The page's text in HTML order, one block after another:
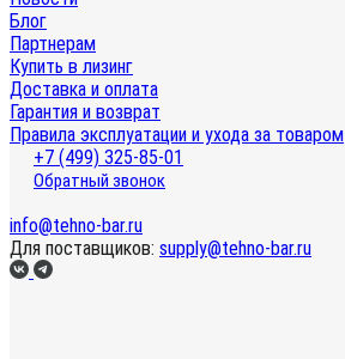
Блог
Партнерам
Купить в лизинг
Доставка и оплата
Гарантия и возврат
Правила эксплуатации и ухода за товаром
+7 (499) 325-85-01
Обратный звонок
info@tehno-bar.ru
Для поставщиков: supply@tehno-bar.ru